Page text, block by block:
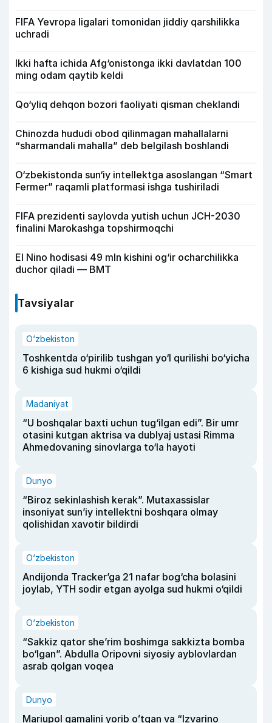
FIFA Yevropa ligalari tomonidan jiddiy qarshilikka
uchradi
Ikki hafta ichida Afg‘onistonga ikki davlatdan 100
ming odam qaytib keldi
Qo‘yliq dehqon bozori faoliyati qisman cheklandi
Chinozda hududi obod qilinmagan mahallalarni
“sharmandali mahalla” deb belgilash boshlandi
O‘zbekistonda sun‘iy intellektga asoslangan “Smart
Fermer” raqamli platformasi ishga tushiriladi
FIFA prezidenti saylovda yutish uchun JCH-2030
finalini Marokashga topshirmoqchi
El Nino hodisasi 49 mln kishini og‘ir ocharchilikka
duchor qiladi — BMT
Tavsiyalar
O‘zbekiston
Toshkentda o‘pirilib tushgan yo‘l qurilishi bo‘yicha
6 kishiga sud hukmi o‘qildi
Madaniyat
“U boshqalar baxti uchun tug‘ilgan edi”. Bir umr
otasini kutgan aktrisa va dublyaj ustasi Rimma
Ahmedovaning sinovlarga to‘la hayoti
Dunyo
“Biroz sekinlashish kerak”. Mutaxassislar
insoniyat sun’iy intellektni boshqara olmay
qolishidan xavotir bildirdi
O‘zbekiston
Andijonda Tracker’ga 21 nafar bog‘cha bolasini
joylab, YTH sodir etgan ayolga sud hukmi o‘qildi
O‘zbekiston
“Sakkiz qator she’rim boshimga sakkizta bomba
bo‘lgan”. Abdulla Oripovni siyosiy ayblovlardan
asrab qolgan voqea
Dunyo
Mariupol qamalini yorib oʻtgan va “Izvarino